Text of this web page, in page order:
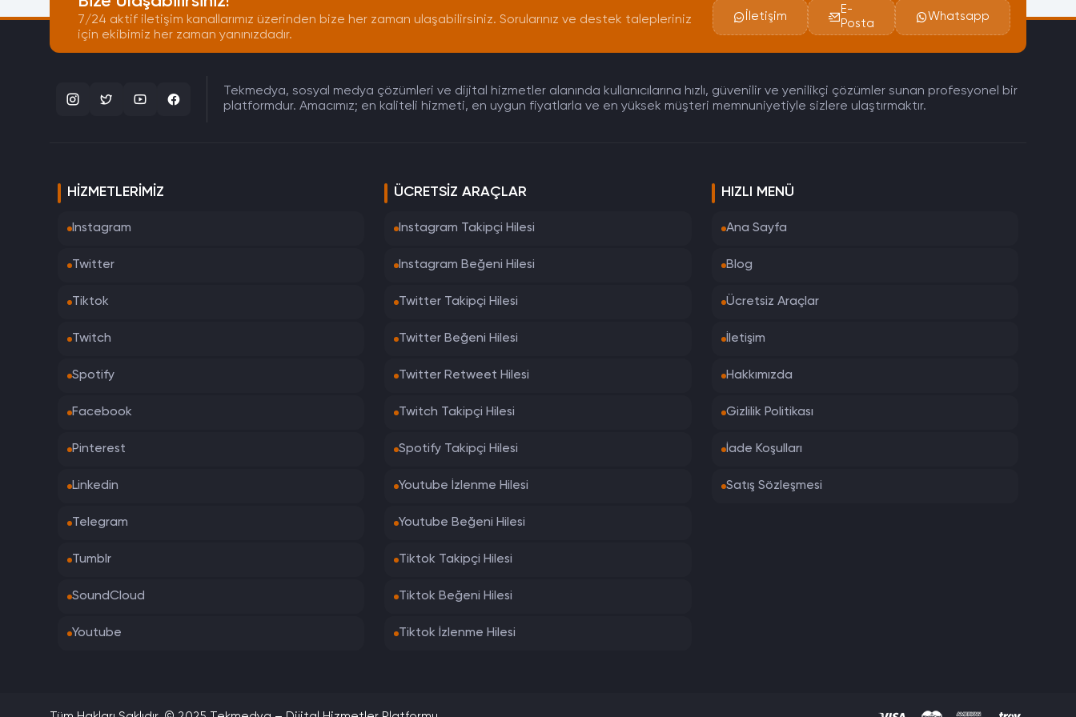
7/24 aktif iletişim kanallarımız üzerinden bize her zaman ulaşabilirsiniz. Sorularınız ve destek talepleriniz
için ekibimiz her zaman yanınızdadır.
İletişim
E-
Posta
Whatsapp
Tekmedya, sosyal medya çözümleri ve dijital hizmetler alanında kullanıcılarına hızlı, güvenilir ve yenilikçi çözümler sunan profesyonel bir
platformdur. Amacımız; en kaliteli hizmeti, en uygun fiyatlarla ve en yüksek müşteri memnuniyetiyle sizlere ulaştırmaktır.
HIZMETLERIMIZ
Instagram
Twitter
Tiktok
Twitch
Spotify
Facebook
Pinterest
Linkedin
Telegram
Tumblr
SoundCloud
Youtube
ÜCRETSIZ ARAÇLAR
Instagram Takipçi Hilesi
Instagram Beğeni Hilesi
Twitter Takipçi Hilesi
Twitter Beğeni Hilesi
Twitter Retweet Hilesi
Twitch Takipçi Hilesi
Spotify Takipçi Hilesi
Youtube İzlenme Hilesi
Youtube Beğeni Hilesi
Tiktok Takipçi Hilesi
Tiktok Beğeni Hilesi
Tiktok İzlenme Hilesi
HIZLI MENÜ
Ana Sayfa
Blog
Ücretsiz Araçlar
İletişim
Hakkımızda
Gizlilik Politikası
İade Koşulları
Satış Sözleşmesi